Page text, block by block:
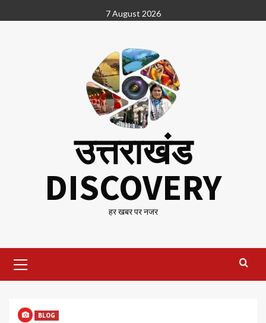
to
7 August 2026
उत्तराखंड
DISCOVERY
हर खबर पर नजर
Menu
BLOG